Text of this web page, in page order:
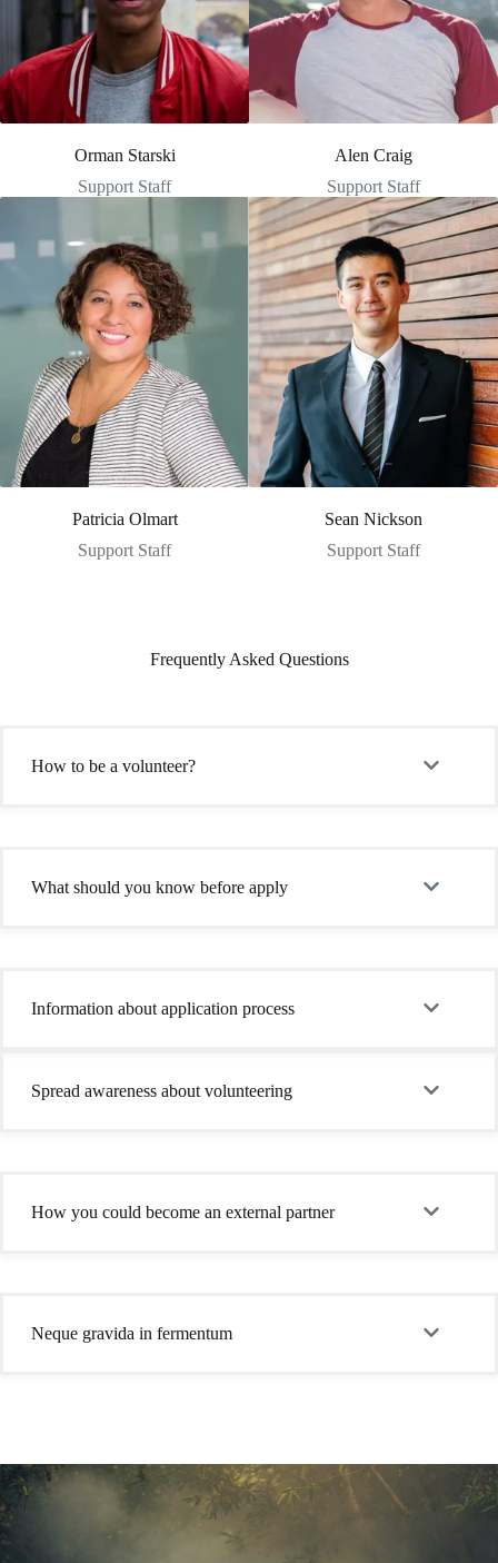
Orman Starski
Support Staff
Alen Craig
Support Staff
Patricia Olmart
Support Staff
Sean Nickson
Support Staff
Frequently Asked Questions
How to be a volunteer?
What should you know before apply
Information about application process
Spread awareness about volunteering
How you could become an external partner
Neque gravida in fermentum